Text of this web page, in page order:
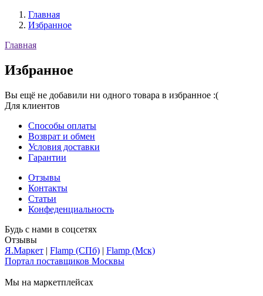
Главная
Избранное
Главная
Избранное
Вы ещё не добавили ни одного товара в избранное :(
Для клиентов
Способы оплаты
Возврат и обмен
Условия доставки
Гарантии
Отзывы
Контакты
Статьи
Конфеденциальность
Будь с нами в соцсетях
Отзывы
Я.Маркет | Flamp (СПб) | Flamp (Мск)
Портал поставщиков Москвы
Мы на маркетплейсах